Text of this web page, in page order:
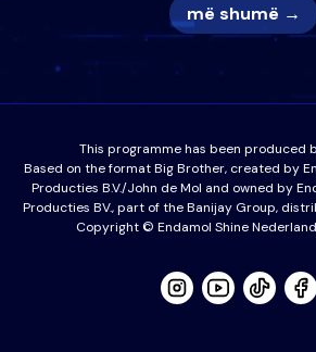
më shumë →
This programme has been produced
Based on the format Big Brother, created by
Producties B.V./John de Mol and owned by
Producties BV., part of the Banijay Group,
Copyright © Endamol Shine